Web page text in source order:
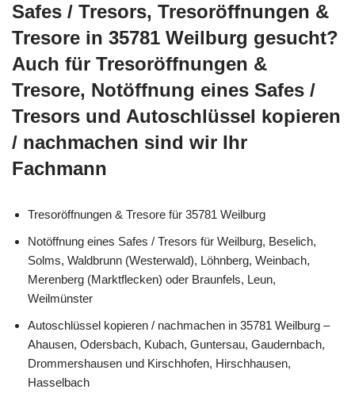
Safes / Tresors, Tresoröffnungen &
Tresore in 35781 Weilburg gesucht?
Auch für Tresoröffnungen &
Tresore, Notöffnung eines Safes /
Tresors und Autoschlüssel kopieren
/ nachmachen sind wir Ihr
Fachmann
Tresoröffnungen & Tresore für 35781 Weilburg
Notöffnung eines Safes / Tresors für Weilburg, Beselich,
Solms, Waldbrunn (Westerwald), Löhnberg, Weinbach,
Merenberg (Marktflecken) oder Braunfels, Leun,
Weilmünster
Autoschlüssel kopieren / nachmachen in 35781 Weilburg –
Ahausen, Odersbach, Kubach, Guntersau, Gaudernbach,
Drommershausen und Kirschhofen, Hirschhausen,
Hasselbach